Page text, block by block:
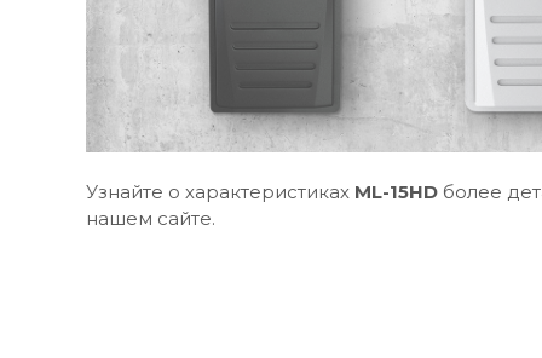
Узнайте о характеристиках ML-15HD более
нашем сайте.